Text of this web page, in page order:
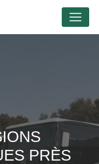
PRÈS